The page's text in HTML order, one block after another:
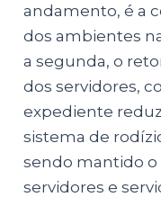
andamento, é a
dos ambientes
a segunda, o
dos servidores,
expediente
sistema de
sendo mantido
servidores e